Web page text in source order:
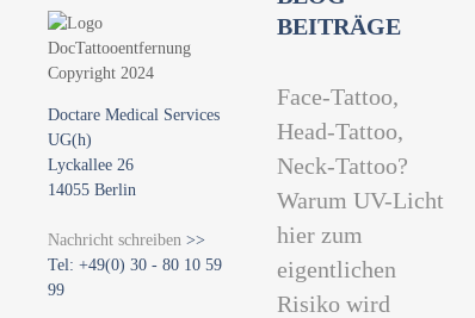
a
t
i
o
n
Doctare Medical Services
UG(h)
Lyckallee 26
14055 Berlin
Nachricht schreiben >>
Tel: +49(0) 30 - 80 10 59
99
BEITRÄGE
Face-Tattoo,
Head-Tattoo,
Neck-Tattoo?
Warum UV-Licht
hier zum
eigentlichen
Risiko wird